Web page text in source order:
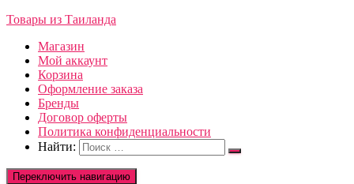
Товары из Таиланда
Магазин
Мой аккаунт
Корзина
Оформление заказа
Бренды
Договор оферты
Политика конфиденциальности
Найти:
Переключить навигацию